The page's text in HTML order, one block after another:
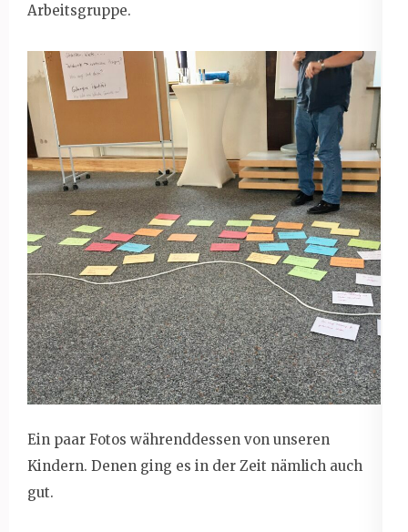
Arbeitsgruppe.
Ein paar Fotos währenddessen von unseren
Kindern. Denen ging es in der Zeit nämlich auch
gut.